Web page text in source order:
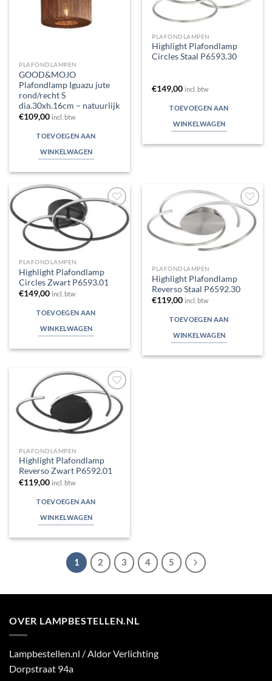
verlanglijst
PLAFONDLAMPEN
GOOD&MOJO
Plafondlamp Iguazu jute
rond/recht S
dia.30xh.16cm – natuurlijk
€109,00 incl. btw
TOEVOEGEN AAN
WINKELWAGEN
verlanglijst
PLAFONDLAMPEN
Highlight Plafondlamp
Circles Staal P6593.30
€149,00 incl. btw
TOEVOEGEN AAN
WINKELWAGEN
verlanglijst
PLAFONDLAMPEN
Highlight Plafondlamp
Circles Zwart P6593.01
€149,00 incl. btw
TOEVOEGEN AAN
WINKELWAGEN
Toevoegen
aan
verlanglijst
PLAFONDLAMPEN
Highlight Plafondlamp
Reverso Staal P6592.30
€119,00 incl. btw
TOEVOEGEN AAN
WINKELWAGEN
Toevoegen
aan
verlanglijst
PLAFONDLAMPEN
Highlight Plafondlamp
Reverso Zwart P6592.01
€119,00 incl. btw
TOEVOEGEN AAN
WINKELWAGEN
1 2 3 4 5
OVER LAMPBESTELLEN.NL
Lampbestellen.nl / Aldor Verlichting
Dorpstraat 94a